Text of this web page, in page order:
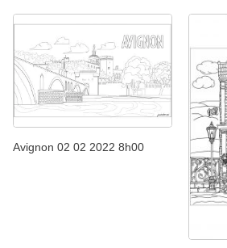
Avignon 02 02 2022 8h00